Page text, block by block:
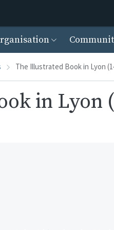
The Illustrated Book in Lyon
in Lyon